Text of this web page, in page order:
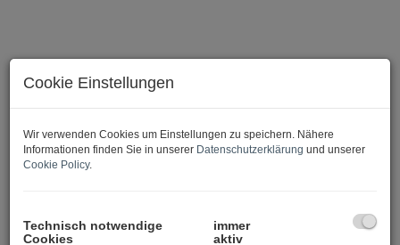
Neusiedler See
Cookie Einstellungen
Wir verwenden Cookies um Einstellungen zu speichern. Nähere
Informationen finden Sie in unserer Datenschutzerklärung und unserer
Cookie Policy.
Technisch notwendige
Cookies
immer
aktiv